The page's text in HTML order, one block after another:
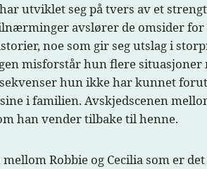
utviklet seg på tvers av et
avslører de omsider
noe som gir seg utslag i
misforstår hun flere
hun ikke har kunnet
i familien. Avskjedscenen
han vender tilbake til henne.
Robbie og Cecilia som er